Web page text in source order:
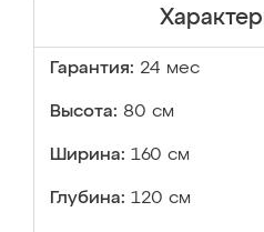
Гарантия: 24 мес
Высота: 80 см
Ширина: 160 см
Глубина: 120 см